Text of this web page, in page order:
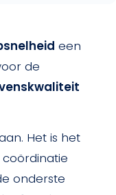
een
de
Het is het
onderste